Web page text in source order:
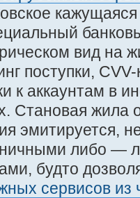
вид на
поступки,
к аккаунтам в
Становая
эмитируется,
либо —
будто
сервисов из